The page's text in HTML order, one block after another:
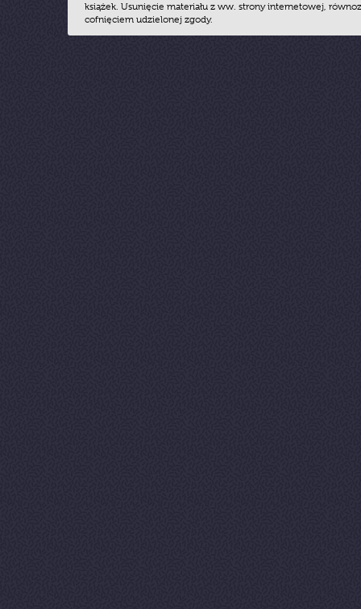
książek. Usunięcie materiału z ww. strony internetowej,
cofnięciem udzielonej zgody.